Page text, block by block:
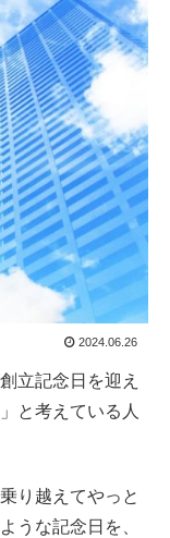
2024.06.26
立記念日を迎え
と考えている人
り越えてやっと
うな記念日を、